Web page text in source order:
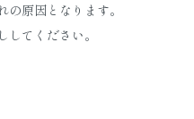
原因となります。
てください。